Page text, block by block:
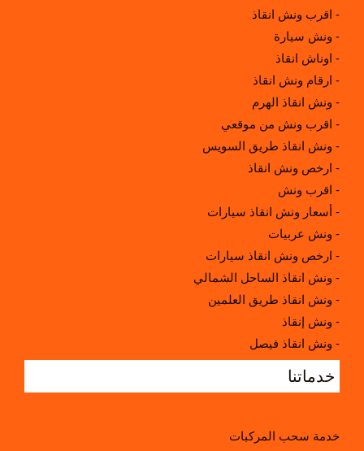
اقرب ونش انقاذ -
ونش سيارة -
اوناش انقاذ -
ارقام ونش انقاذ -
ونش انقاذ الهرم -
اقرب ونش من موقعي -
ونش انقاذ طريق السويس -
ارخص ونش انقاذ -
اقرب ونش -
أسعار ونش انقاذ سيارات -
ونش عربيات -
ارخص ونش انقاذ سيارات -
ونش انقاذ الساحل الشمالي -
ونش انقاذ طريق العلمين -
ونش إنقاذ -
ونش انقاذ فيصل -
خدماتنا
خدمة سحب المركبات